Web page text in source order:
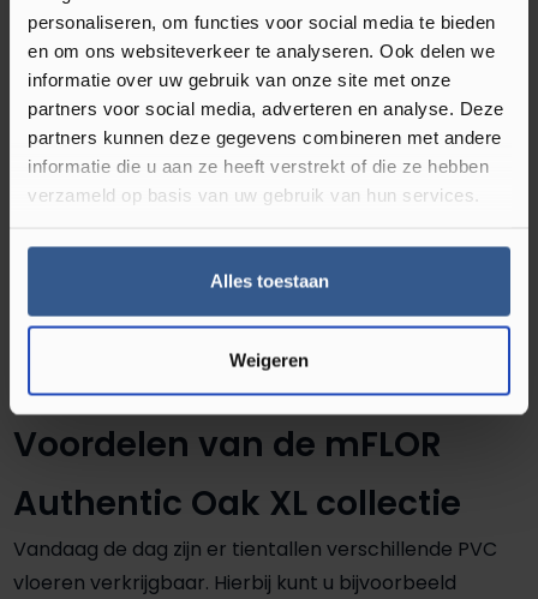
personaliseren, om functies voor social media te bieden
en om ons websiteverkeer te analyseren. Ook delen we
informatie over uw gebruik van onze site met onze
partners voor social media, adverteren en analyse. Deze
partners kunnen deze gegevens combineren met andere
informatie die u aan ze heeft verstrekt of die ze hebben
verzameld op basis van uw gebruik van hun services.
Alles toestaan
Weigeren
minimalistisch. Met de PVC vloer kunt u dus alle
kanten op. Bovendien heeft de vloer als grootste
voordeel dat het bijna onderhoud vrij is. Zo moet je
een houtenvloer vaak een paar keer per jaar volledig
in de olie zetten. Bij de mFLOR PVC vloer Authentic
Oak XL 56314 in de kleur Piedmont hoeft dit niet. Het
de vloer te onderhouden. Met deze PVC vloer heeft u
werk ervan!
Voordelen van de mFLOR
Authentic Oak XL collectie
Vandaag de dag zijn er tientallen verschillende PVC
vloeren verkrijgbaar. Hierbij kunt u bijvoorbeeld